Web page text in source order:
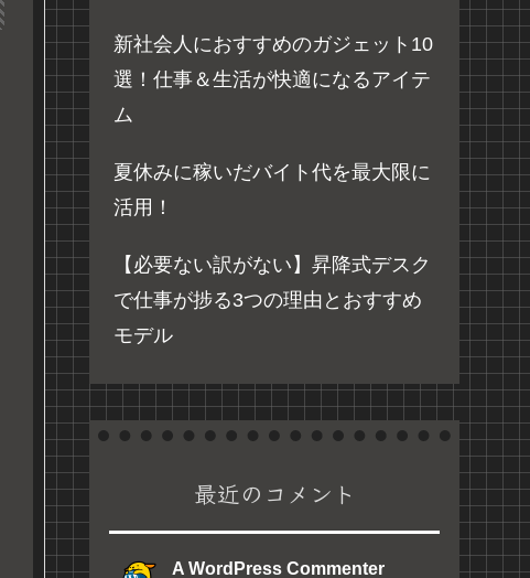
新社会人におすすめのガジェット10
選！仕事＆生活が快適になるアイテ
ム
夏休みに稼いだバイト代を最大限に
活用！
【必要ない訳がない】昇降式デスク
で仕事が捗る3つの理由とおすすめ
モデル
最近のコメント
A WordPress Commenter